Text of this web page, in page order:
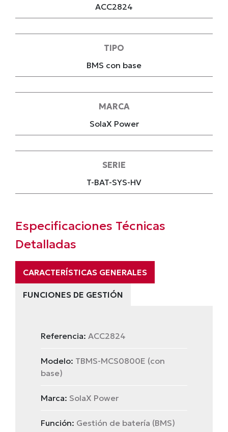
ACC2824
TIPO
BMS con base
MARCA
SolaX Power
SERIE
T-BAT-SYS-HV
Especificaciones Técnicas
Detalladas
CARACTERÍSTICAS GENERALES
FUNCIONES DE GESTIÓN
Referencia: ACC2824
Modelo: TBMS-MCS0800E (con
base)
Marca: SolaX Power
Función: Gestión de batería (BMS)